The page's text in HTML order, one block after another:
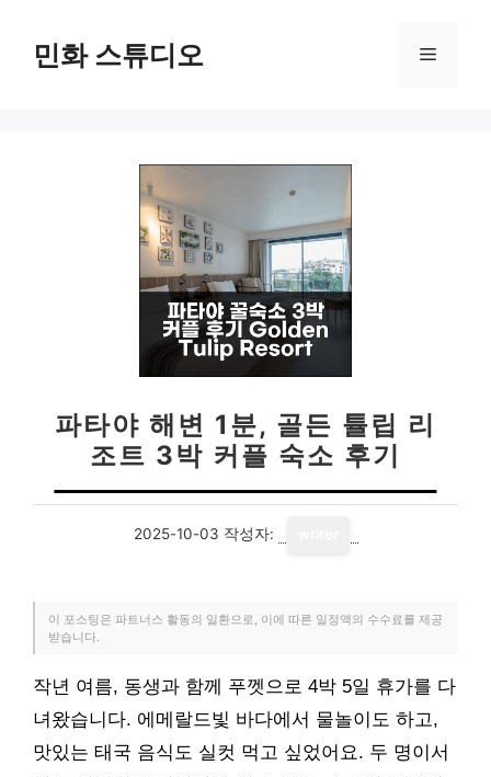
민화 스튜디오 메
파타야 해변 1분, 골든 튤립 리
조트 3박 커플 숙소 후기
2025-10-03 작성자:
이 포스팅은 파트너스 활동의 일환으로, 이에 따른 일정액의 수수료를 제공
받습니다.
작년 여름, 동생과 함께 푸껫으로 4박 5일 휴가를 다
녀왔습니다. 에메랄드빛 바다에서 물놀이도 하고,
맛있는 태국 음식도 실컷 먹고 싶었어요. 두 명이서